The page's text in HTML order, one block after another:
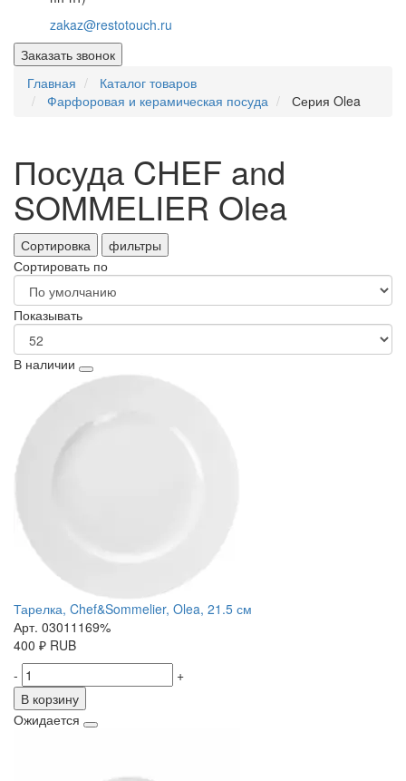
zakaz@restotouch.ru
Заказать звонок
Главная
Каталог товаров
Фарфоровая и керамическая посуда
Серия Olea
Посуда CHEF and
SOMMELIER Olea
Сортировка
фильтры
Сортировать по
Показывать
В наличии
Тарелка, Chef&Sommelier, Olea, 21.5 см
Арт. 03011169%
400 ₽ RUB
-
+
В корзину
Ожидается